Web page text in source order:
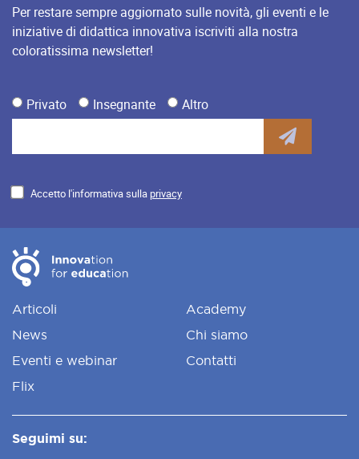
Per restare sempre aggiornato sulle novità, gli eventi e le
iniziative di didattica innovativa iscriviti alla nostra
coloratissima newsletter!
Privato Insegnante Altro
Accetto l'informativa sulla privacy
Articoli
News
Eventi e webinar
Flix
Academy
Chi siamo
Contatti
Seguimi su: